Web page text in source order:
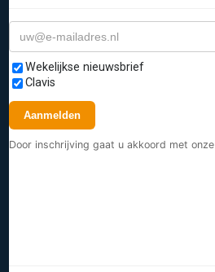
Nieuwste foto's
E-mailadres
Selecteer nieuwsbrieven
Wekelijkse nieuwsbrief
Clavis
Aanmelden
Door inschrijving gaat u akkoord met onze